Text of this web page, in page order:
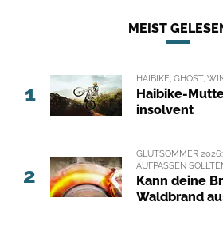
MEIST
1
HAIBIKE, GHOST,
Haibike-
insolvent
2
GLUTSOMMER
AUFPASSEN
Kann deine
Waldbrand